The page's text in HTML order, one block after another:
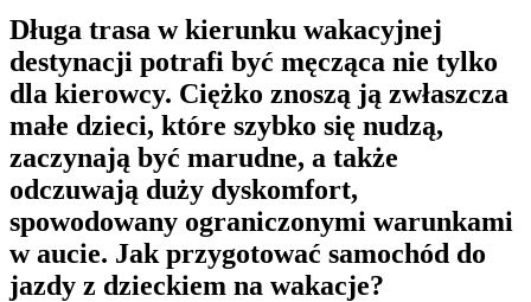
Długa trasa w kierunku wakacyjnej
destynacji potrafi być męcząca nie tylko
dla kierowcy. Ciężko znoszą ją zwłaszcza
małe dzieci, które szybko się nudzą,
zaczynają być marudne, a także
odczuwają duży dyskomfort,
spowodowany ograniczonymi warunkami
w aucie. Jak przygotować samochód do
jazdy z dzieckiem na wakacje?